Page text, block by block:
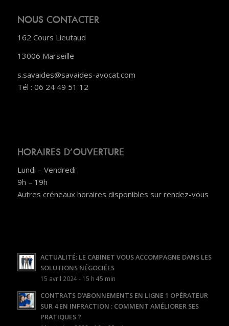
NOUS CONTACTER
162 Cours Lieutaud
13006 Marseille
s.savaides@savaides-avocat.com
Tél : 06 24 49 51 12
HORAIRES D’OUVERTURE
Lundi – Vendredi
9h – 19h
Autres créneaux horaires disponibles sur rendez-vous
ACTUALITÉ: LE CABINET VOUS ACCOMPAGNE DANS LES
SOLUTIONS NÉGOCIÉES
15 avril 2024 - 15 h 45 min
CONTRATS D’ABONNEMENTS EN LIGNE 1 OPÉRATEUR
SUR 4 EN INFRACTION : COMMENT AMÉLIORER SES
PRATIQUES ?